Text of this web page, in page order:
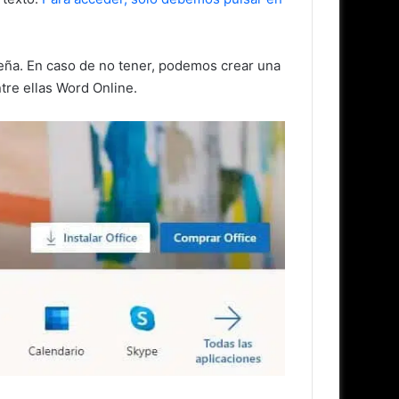
En caso de no tener, podemos crear una
ellas Word Online.